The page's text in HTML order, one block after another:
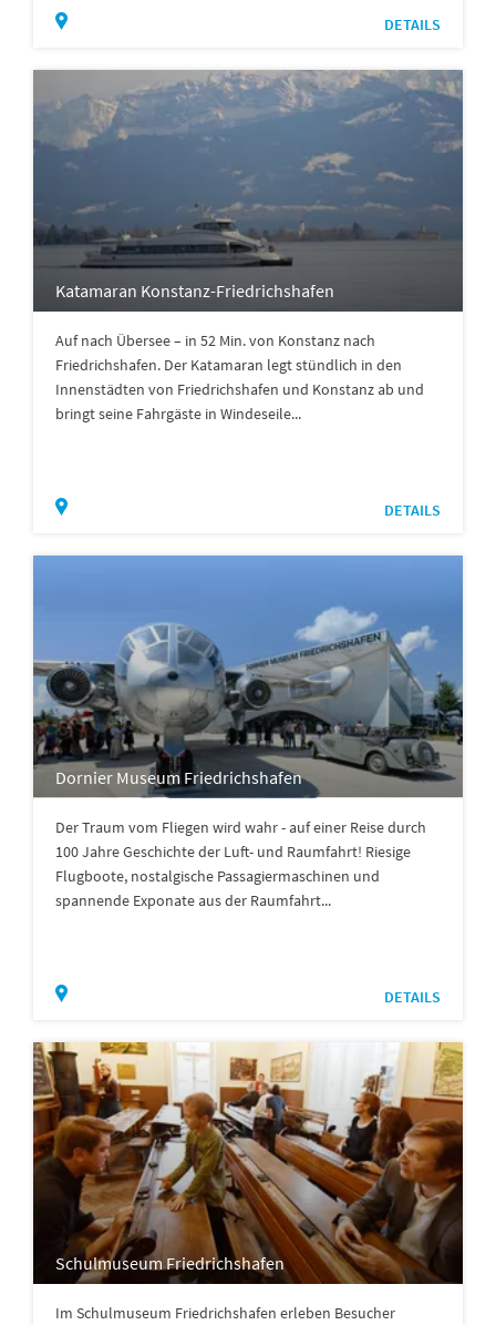
DETAILS
Katamaran Konstanz-Friedrichshafen
Auf nach Übersee – in 52 Min. von Konstanz nach
Friedrichshafen. Der Katamaran legt stündlich in den
Innenstädten von Friedrichshafen und Konstanz ab und
bringt seine Fahrgäste in Windeseile...
DETAILS
Dornier Museum Friedrichshafen
Der Traum vom Fliegen wird wahr - auf einer Reise durch
100 Jahre Geschichte der Luft- und Raumfahrt! Riesige
Flugboote, nostalgische Passagiermaschinen und
spannende Exponate aus der Raumfahrt...
DETAILS
Schulmuseum Friedrichshafen
Im Schulmuseum Friedrichshafen erleben Besucher